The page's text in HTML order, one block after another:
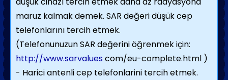
maruz kalmak demek. SAR değeri düşük cep
telefonlarını tercih etmek.
(Telefonunuzun SAR değerini öğrenmek için:
http://www.sarvaluescom/eu-complete.html )
- Harici antenli cep telefonlarini tercih etmek.